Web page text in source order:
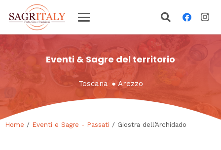
Eventi & Sagre del territorio
Toscana ● Arezzo
Home / Eventi e Sagre - Passati / Giostra dell’Archidado